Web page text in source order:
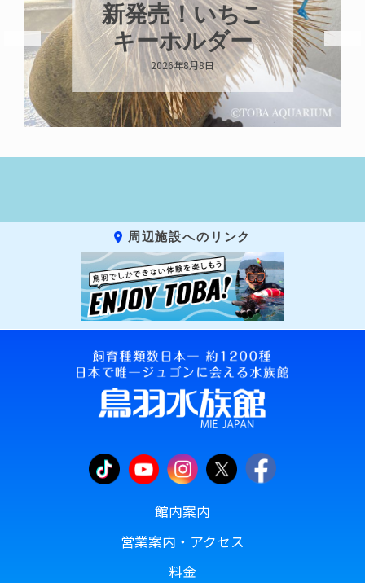
新発売！いちこ
キーホルダー
2026年8月8日
周辺施設へのリンク
館内案内
営業案内・アクセス
料金